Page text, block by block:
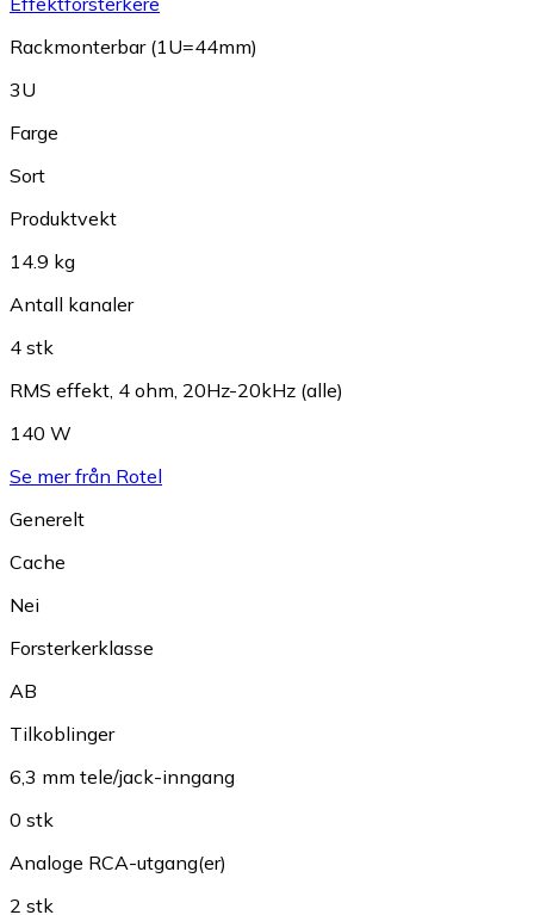
Rackmonterbar (1U=44mm)
3U
Farge
Sort
Produktvekt
14.9 kg
Antall kanaler
4 stk
RMS effekt, 4 ohm, 20Hz-20kHz (alle)
140 W
Se mer från Rotel
Generelt
Cache
Nei
Forsterkerklasse
AB
Tilkoblinger
6,3 mm tele/jack-inngang
0 stk
Analoge RCA-utgang(er)
2 stk